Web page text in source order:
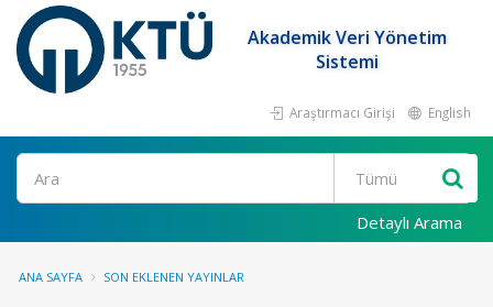
Akademik Veri Yönetim
Sistemi
Araştırmacı Girişi English
Ara
Detaylı Arama
ANA SAYFA SON EKLENEN YAYINLAR